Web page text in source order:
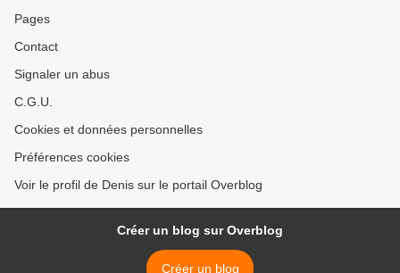
Pages
Contact
Signaler un abus
C.G.U.
Cookies et données personnelles
Préférences cookies
Voir le profil de Denis sur le portail Overblog
Créer un blog sur Overblog
Créer un blog